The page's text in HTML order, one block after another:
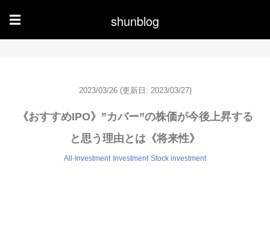
☰ shunblog
2023/03/26 (更新日: 2023/03/27)
《おすすめIPO》”カバー”の株価が今後上昇する
と思う理由とは《将来性》
All-Investment Investment Stock investment